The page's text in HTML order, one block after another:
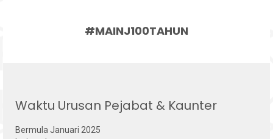
#MAINJ100TAHUN
Waktu Urusan Pejabat & Kaunter
Bermula Januari 2025